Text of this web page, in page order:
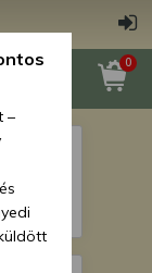
0
a
–